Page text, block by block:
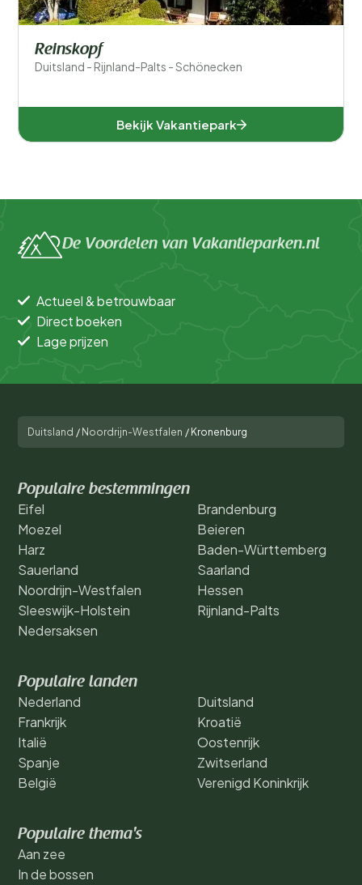
Reinskopf
Duitsland - Rijnland-Palts - Schönecken
Bekijk Vakantiepark
De Voordelen van Vakantieparken.nl
Actueel & betrouwbaar
Direct boeken
Lage prijzen
Duitsland / Noordrijn-Westfalen / Kronenburg
Populaire bestemmingen
Eifel
Moezel
Harz
Sauerland
Noordrijn-Westfalen
Sleeswijk-Holstein
Nedersaksen
Brandenburg
Beieren
Baden-Württemberg
Saarland
Hessen
Rijnland-Palts
Populaire landen
Nederland
Frankrijk
Italië
Spanje
België
Duitsland
Kroatië
Oostenrijk
Zwitserland
Verenigd Koninkrijk
Populaire thema's
Aan zee
In de bossen